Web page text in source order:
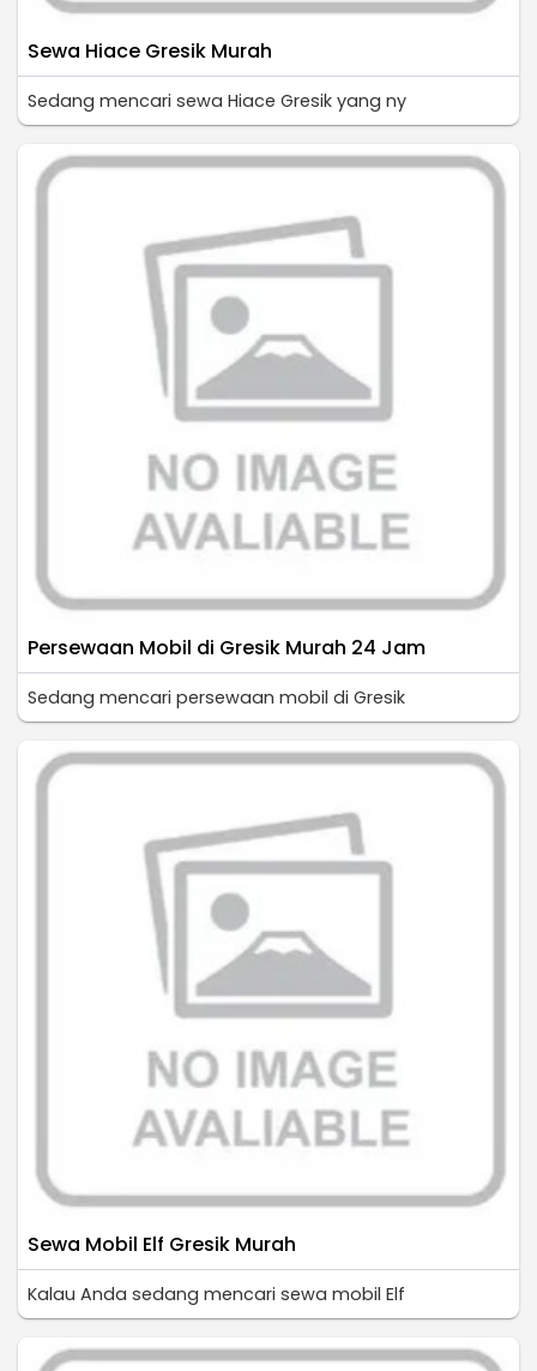
Sewa Hiace Gresik Murah
Sedang mencari sewa Hiace Gresik yang ny
Persewaan Mobil di Gresik Murah 24 Jam
Sedang mencari persewaan mobil di Gresik
Sewa Mobil Elf Gresik Murah
Kalau Anda sedang mencari sewa mobil Elf